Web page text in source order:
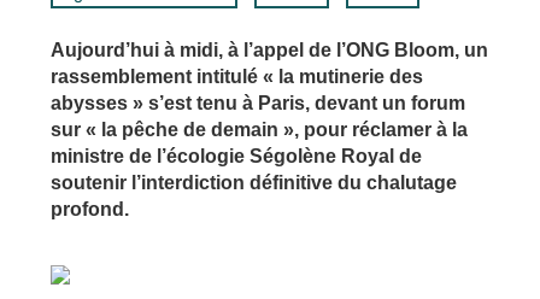
Aujourd’hui à midi, à l’appel de l’ONG Bloom, un
rassemblement intitulé « la mutinerie des
abysses » s’est tenu à Paris, devant un forum
sur « la pêche de demain », pour réclamer à la
ministre de l’écologie Ségolène Royal de
soutenir l’interdiction définitive du chalutage
profond.